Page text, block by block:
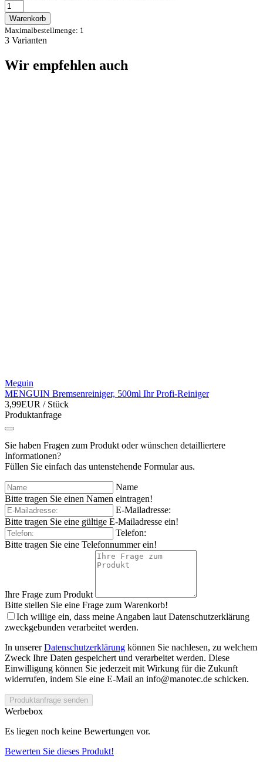
Warenkorb
Maximalbestellmenge: 1
3 Varianten
Wir empfehlen auch
Meguin
MENGUIN Bremsenreiniger, 500ml Ihr Profi-Reiniger
3,99EUR / Stück
Produktanfrage
Sie haben Fragen zum Produkt oder wünschen detailliertere
Informationen?
Füllen Sie einfach das untenstehende Formular aus.
Name
Bitte tragen Sie einen Namen eintragen!
E-Mailadresse:
Bitte tragen Sie eine gültige E-Mailadresse ein!
Telefon:
Bitte tragen Sie eine Telefonnummer ein!
Ihre Frage zum Produkt
Bitte stellen Sie eine Frage zum Warenkorb!
Ich willige ein, dass meine Angaben laut Datenschutzerklärung
zweckgebunden verarbeitet werden.
In unsererDatenschutzerklärung können Sie nachlesen, zu welchem
Zweck Ihre Daten gespeichert und verarbeitet werden. Diese
Einwilligung können Sie jederzeit mit Wirkung für die Zukunft
widerrufen, indem Sie eine E-Mail an info@manotec.de schicken.
Produktanfrage senden
Werbebox
Es liegen noch keine Bewertungen vor.
Bewerten Sie dieses Produkt!